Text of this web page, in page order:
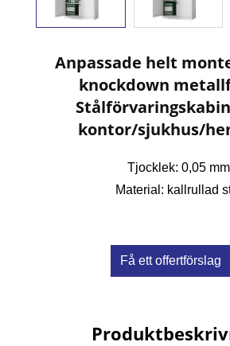
Anpassade helt
knockdown
kontor/sjukhus/
Tjocklek: 0,05 mm
Material: kallrullad
Få ett offertförslag